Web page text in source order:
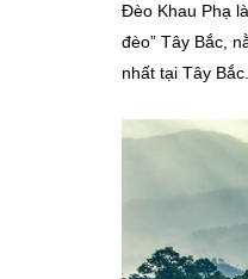
Đèo Khau Phạ
đèo” Tây Bắc,
nhất tại Tây Bắc.